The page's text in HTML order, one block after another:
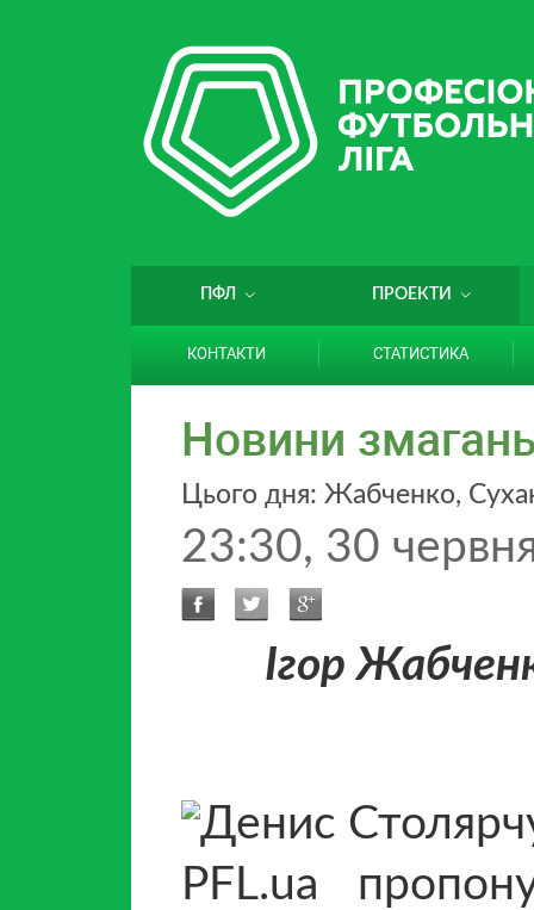
ПФЛ ПРОЕКТИ
КОНТАКТИ СТАТИСТИКА
Новини
Цього дня: Жабченко,
23:30, 30
Ігор
PFL.ua